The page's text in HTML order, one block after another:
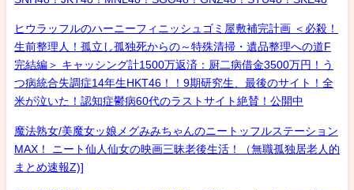
ヒウラッフルのハーニーフィニッシュゴミ屋敷補完計画 ＜必殺！
生前整理人！孤立し孤独死からの～特殊清掃・遺品整理への道F
完結編＞ キャッシング計1500万返済：厨二病借金3500万円！う
つ病統合失調症14年生HKT46！！9期研究生、最後のサイト！全
米が泣いた！認知症鬱病60代のラストサイト絶賛！公開中
魔法熟女/美魔女ッ娘メグみみちゃんのニートッフルステーション
MAX！ ニート仙人仙女の映画三昧老後生活！（無職孤独居老人的
まとめ速報Z)]